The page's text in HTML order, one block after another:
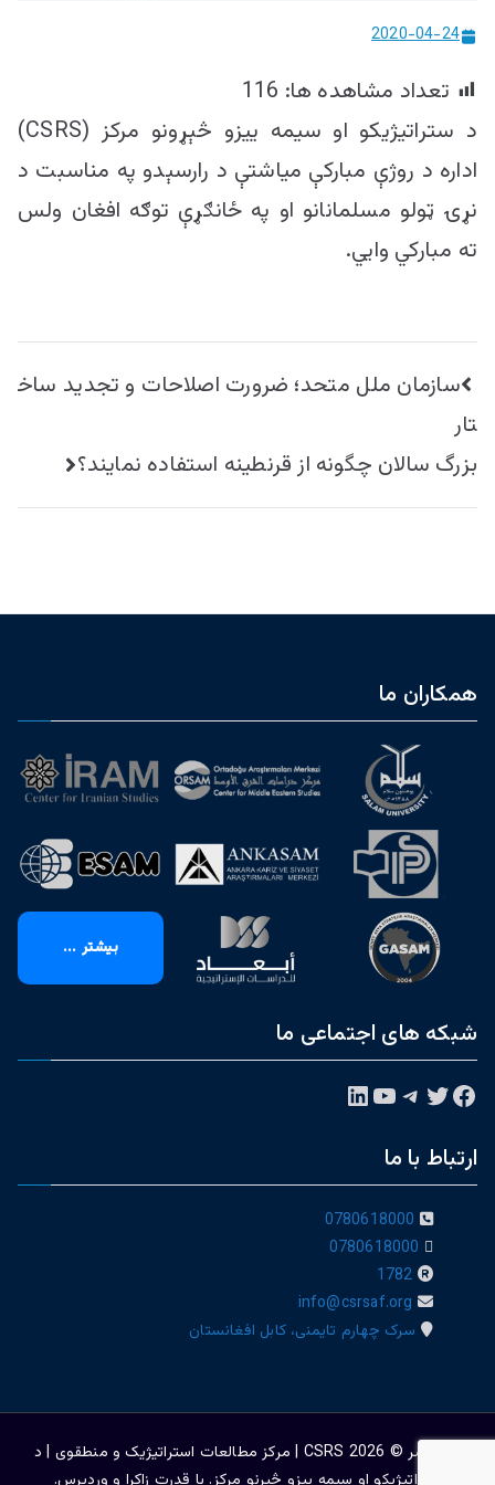
مرکز
2020-04-24
تعداد مشاهده ها: 116
د ستراتیژیکو او سیمه ییزو څېړونو مرکز (CSRS)
اداره د روژې مبارکې میاشتې د رارسېدو په مناسبت د
نړۍ ټولو مسلمانانو او په ځانګړې توګه افغان ولس
ته مبارکي وايي.
راهبری
نوشته
سازمان ملل متحد؛ ضرورت اصلاحات و تجدید ساخ
تار
بزرگ سالان چگونه از قرنطینه استفاده نمایند؟
همکاران ما
بیشتر ...
شبکه های اجتماعی ما
فیس‌بوکتوییتر تلگرام یوتیوبلینکداین
ارتباط با ما
0780618000
0780618000
1782
info@csrsaf.org
سرک چهارم تایمنی، کابل افغانستان
حق نشر © 2026
CSRS | مرکز مطالعات استراتیژيک و منطقوی | د